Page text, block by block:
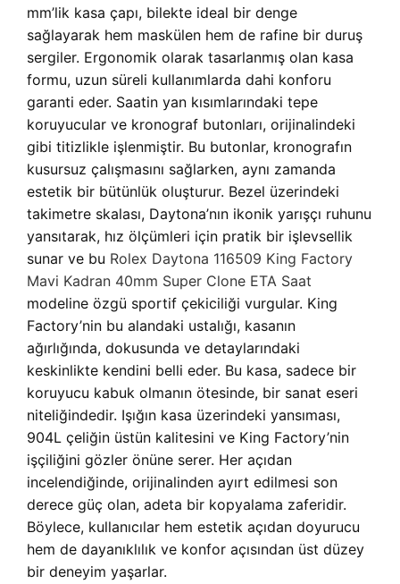
mm’lik kasa çapı, bilekte ideal bir denge
sağlayarak hem maskülen hem de rafine bir duruş
sergiler. Ergonomik olarak tasarlanmış olan kasa
formu, uzun süreli kullanımlarda dahi konforu
garanti eder. Saatin yan kısımlarındaki tepe
koruyucular ve kronograf butonları, orijinalindeki
gibi titizlikle işlenmiştir. Bu butonlar, kronografın
kusursuz çalışmasını sağlarken, aynı zamanda
estetik bir bütünlük oluşturur. Bezel üzerindeki
takimetre skalası, Daytona’nın ikonik yarışçı ruhunu
yansıtarak, hız ölçümleri için pratik bir işlevsellik
sunar ve bu Rolex Daytona 116509 King Factory
Mavi Kadran 40mm Super Clone ETA Saat
modeline özgü sportif çekiciliği vurgular. King
Factory’nin bu alandaki ustalığı, kasanın
ağırlığında, dokusunda ve detaylarındaki
keskinlikte kendini belli eder. Bu kasa, sadece bir
koruyucu kabuk olmanın ötesinde, bir sanat eseri
niteliğindedir. Işığın kasa üzerindeki yansıması,
904L çeliğin üstün kalitesini ve King Factory’nin
işçiliğini gözler önüne serer. Her açıdan
incelendiğinde, orijinalinden ayırt edilmesi son
derece güç olan, adeta bir kopyalama zaferidir.
Böylece, kullanıcılar hem estetik açıdan doyurucu
hem de dayanıklılık ve konfor açısından üst düzey
bir deneyim yaşarlar.